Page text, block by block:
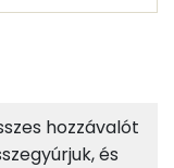
30%
Zsír
100
grammban
hozzávalót
és